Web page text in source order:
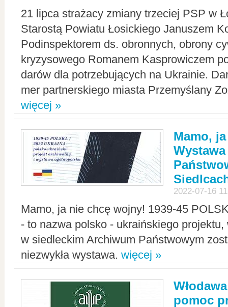
21 lipca strażacy zmiany trzeciej PSP w
Starostą Powiatu Łosickiego Januszem
Podinspektorem ds. obronnych, obrony
kryzysowego Romanem Kasprowiczem
darów dla potrzebujących na Ukrainie.
mer partnerskiego miasta Przemyślany
więcej »
Mamo,
2022-07-16
Mamo, ja nie chcę wojny! 1939-45
- to nazwa polsko - ukraińskiego
w siedleckim Archiwum Państwowym
niezwykła wystawa. więcej »
pomoc